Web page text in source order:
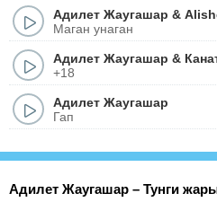
Адилет Жаугашар &
Маган унаган
Адилет Жаугашар &
+18
Адилет Жаугашар
Гап
Адилет Жаугашар – Тунги